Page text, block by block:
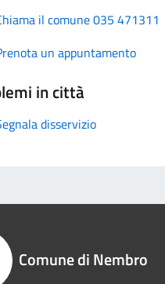
il comune 035 471311
un appuntamento
in città
disservizio
Comune di Nembro